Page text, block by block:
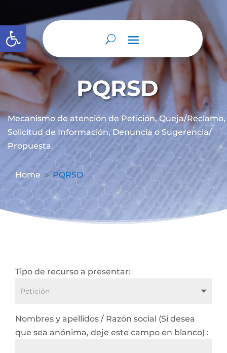
Abrir barra de herramientas
PQRSD
Mecanismo de atención de Petición, Queja/Reclamo,
Solicitud de Información, Denuncia o Sugerencia/
Propuesta.
Home 9 PQRSD
Tipo de recurso a presentar:
Nombres y apellidos / Razón social (Si desea
que sea anónima, deje este campo en blanco) :